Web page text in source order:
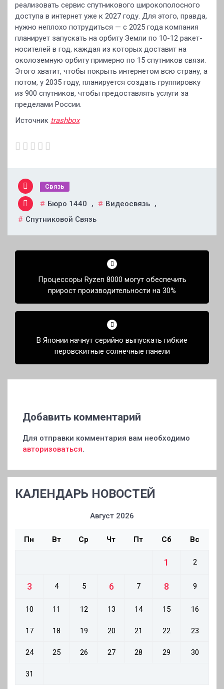
реализовать сервис спутникового широкополосного
доступа в интернет уже к 2027 году. Для этого, правда,
нужно неплохо потрудиться — с 2025 года компания
планирует запускать на орбиту Земли по 10-12 ракет-
носителей в год, каждая из которых доставит на
околоземную орбиту примерно по 15 спутников связи.
Этого хватит, чтобы покрыть интернетом всю страну, а
потом, у 2035 году, планируется создать группировку
из 900 спутников, чтобы предоставлять услуги за
пределами России.
Источник trashbox
Связь
Бюро 1440 , Видеосвязь ,
Спутниковой Связь
Навигация
записямПроцессоры Ryzen 8000 могут обеспечить
прирост производительности на 30%
В Японии начнут серийно выпускать гибкие
перовскитные солнечные панели
Добавить комментарий
Для отправки комментария вам необходимо
авторизоваться.
КАЛЕНДАРЬ НОВОСТЕЙ
Август 2026
Пн Вт Ср Чт Пт Сб Вс
1 2
3 4 5 6 7 8 9
10 11 12 13 14 15 16
17 18 19 20 21 22 23
24 25 26 27 28 29 30
31